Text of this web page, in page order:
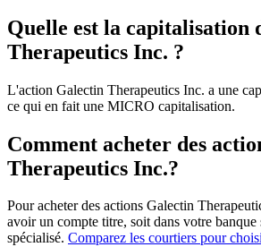
Quelle est la capitalisation
Therapeutics Inc. ?
L'action Galectin Therapeutics Inc. a une
ce qui en fait une MICRO capitalisation.
Comment acheter des
Therapeutics Inc.?
Pour acheter des actions Galectin
avoir un compte titre, soit dans votre
spécialisé. Comparez les courtiers pour